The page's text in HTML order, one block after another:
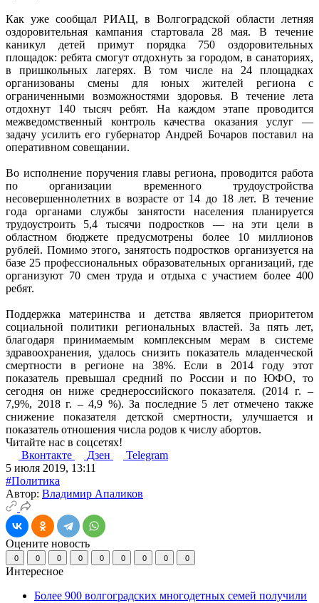
Как уже сообщал РИАЦ, в Волгоградской области летняя
оздоровительная кампания стартовала 28 мая. В течение
каникул детей примут порядка 750 оздоровительных
площадок: ребята смогут отдохнуть за городом, в санаториях,
в пришкольных лагерях. В том числе на 24 площадках
организованы смены для юных жителей региона с
ограниченными возможностями здоровья. В течение лета
отдохнут 140 тысяч ребят. На каждом этапе проводится
межведомственный контроль качества оказания услуг —
задачу усилить его губернатор Андрей Бочаров поставил на
оперативном совещании.
Во исполнение поручения главы региона, проводится работа
по организации временного трудоустройства
несовершеннолетних в возрасте от 14 до 18 лет. В течение
года органами службы занятости населения планируется
трудоустроить 5,4 тысячи подростков — на эти цели в
областном бюджете предусмотрены более 10 миллионов
рублей. Помимо этого, занятость подростков организуется на
базе 25 профессиональных образовательных организаций, где
организуют 70 смен труда и отдыха с участием более 400
ребят.
Поддержка материнства и детства является приоритетом
социальной политики региональных властей. За пять лет,
благодаря принимаемым комплексным мерам в системе
здравоохранения, удалось снизить показатель младенческой
смертности в регионе на 38%. Если в 2014 году этот
показатель превышал средний по России и по ЮФО, то
сегодня он ниже среднероссийского показателя. (2014 г. –
7,9%, 2018 г. – 4,9 %). За последние 5 лет отмечено также
снижение показателя детской смертности, улучшается и
показатель отношения числа родов к числу абортов.
Читайте нас в соцсетях!
Вконтакте
Дзен
Telegram
5 июля 2019, 13:11
#Политика
Автор: Владимир Апаликов
Оцените новость
0 0 0 0 0 0 0 0 0
Интересное
Более 900 волгоградских многодетных семей получили